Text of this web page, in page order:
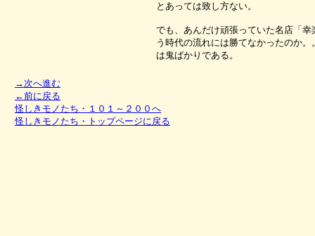
とあっては致し方ない。
でも、あんだけ頑張っていた名店「幸
う時代の流れには勝てなかったのか
は鬼ばかりである。
→次へ進む
←前に戻る
怪しきモノたち・１０１～２００へ
怪しきモノたち・トップページに戻る